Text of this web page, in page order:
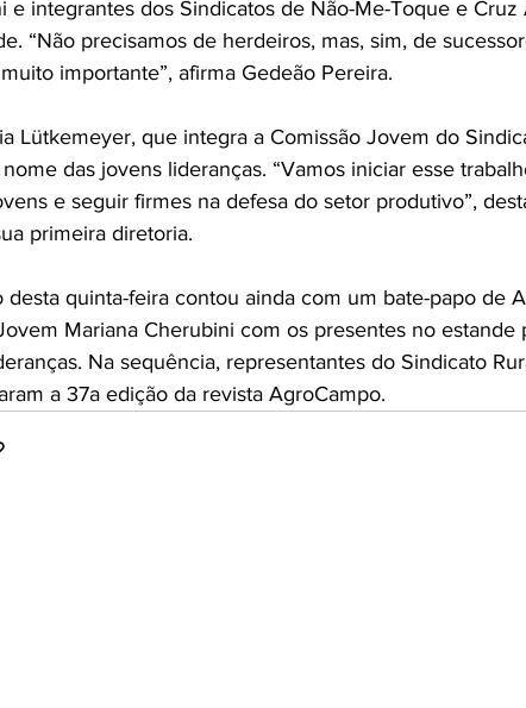
e integrantes dos Sindicatos de Não-Me-Toque e Cruz
“Não precisamos de herdeiros, mas, sim, de
importante”, afirma Gedeão Pereira.
Lütkemeyer, que integra a Comissão Jovem do
das jovens lideranças. “Vamos iniciar esse
e seguir firmes na defesa do setor produtivo”,
primeira diretoria.
desta quinta-feira contou ainda com um bate-papo de
Mariana Cherubini com os presentes no estande
Na sequência, representantes do Sindicato
a 37a edição da revista AgroCampo.